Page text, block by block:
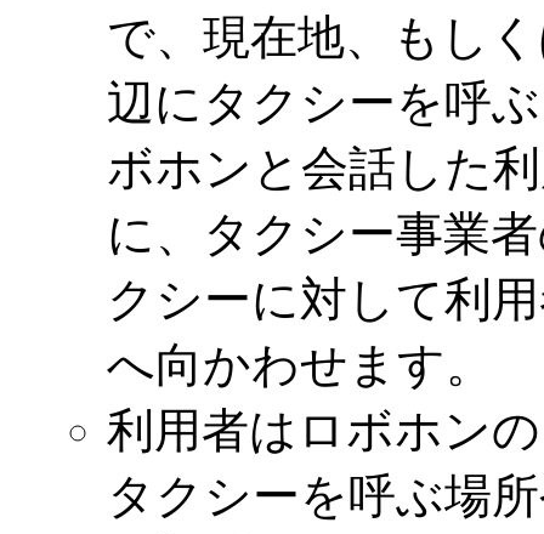
で、現在地、もし
辺にタクシーを呼
ボホンと会話した
に、タクシー事業
クシーに対して利
へ向かわせます。
利用者はロボホン
タクシーを呼ぶ場